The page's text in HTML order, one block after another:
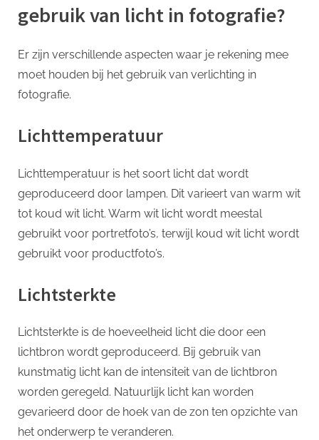
gebruik van licht in fotografie?
Er zijn verschillende aspecten waar je rekening mee
moet houden bij het gebruik van verlichting in
fotografie.
Lichttemperatuur
Lichttemperatuur is het soort licht dat wordt
geproduceerd door lampen. Dit varieert van warm wit
tot koud wit licht. Warm wit licht wordt meestal
gebruikt voor portretfoto’s, terwijl koud wit licht wordt
gebruikt voor productfoto’s.
Lichtsterkte
Lichtsterkte is de hoeveelheid licht die door een
lichtbron wordt geproduceerd. Bij gebruik van
kunstmatig licht kan de intensiteit van de lichtbron
worden geregeld. Natuurlijk licht kan worden
gevarieerd door de hoek van de zon ten opzichte van
het onderwerp te veranderen.